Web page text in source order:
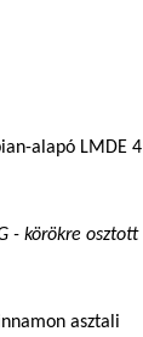
alapó LMDE 4
- körökre osztott
asztali